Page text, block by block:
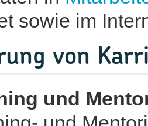
sowie im
von
und